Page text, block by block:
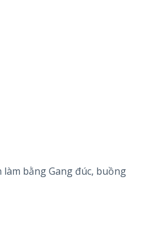
làm bằng Gang đúc, buồng